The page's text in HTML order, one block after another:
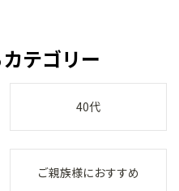
テゴリー
40代
ご親族様におすすめ